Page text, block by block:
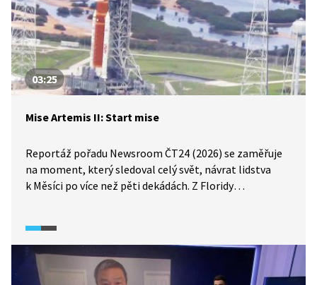
03:25
Mise Artemis II: Start mise
Reportáž pořadu Newsroom ČT24 (2026) se zaměřuje
na moment, který sledoval celý svět, návrat lidstva
k Měsíci po více než pěti dekádách. Z Floridy
a jak probíhaly její první okamžiky.